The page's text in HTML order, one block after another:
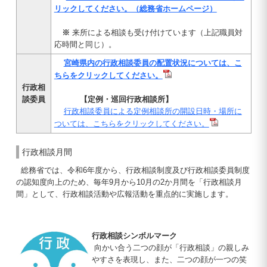
リックしてください。（総務省ホームページ）
※ 来所による相談も受け付けています（上記職員対
応時間と同じ）。
行政相
談委員
宮崎県内の行政相談委員の配置状況については、こ
ちらをクリックしてください。
【定例・巡回行政相談所】
行政相談委員による定例相談所の開設日時・場所に
ついては、こちらをクリックしてください。
行政相談月間
総務省では、令和6年度から、行政相談制度及び行政相談委員制度
の認知度向上のため、毎年9月から10月の2か月間を「行政相談月
間」として、行政相談活動や広報活動を重点的に実施します。
行政相談シンボルマーク
向かい合う二つの顔が「行政相談」の親しみ
やすさを表現し、また、二つの顔が一つの笑